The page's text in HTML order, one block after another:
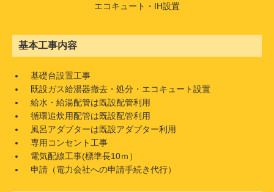
エコキュート・IH設置
基本工事内容
基礎台設置工事
既設ガス給湯器撤去・処分・エコキュート設置
給水・給湯配管は既設配管利用
循環追炊用配管は既設配管利用
風呂アダプターは既設アダプター利用
専用コンセント工事
電気配線工事(標準長10ｍ）
申請（電力会社への申請手続き代行）